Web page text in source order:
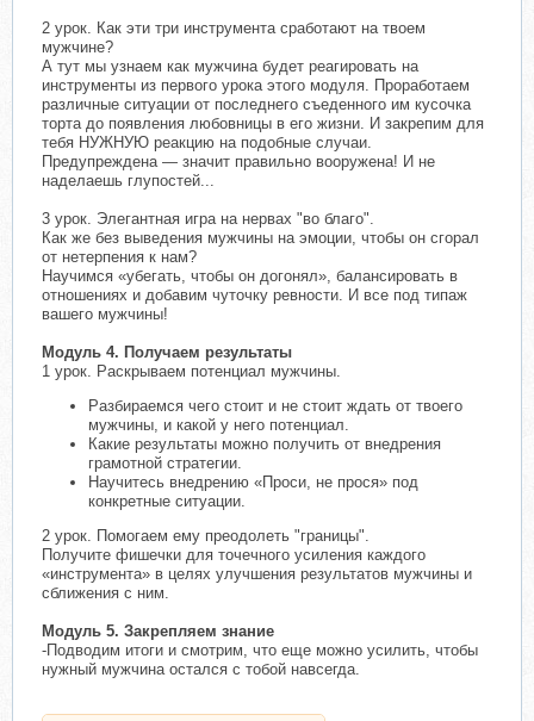
2 урок. Как эти три инструмента сработают на твоем
мужчине?
А тут мы узнаем как мужчина будет реагировать на
инструменты из первого урока этого модуля. Проработаем
различные ситуации от последнего съеденного им кусочка
торта до появления любовницы в его жизни. И закрепим для
тебя НУЖНУЮ реакцию на подобные случаи.
Предупреждена — значит правильно вооружена! И не
наделаешь глупостей...
3 урок. Элегантная игра на нервах "во благо".
Как же без выведения мужчины на эмоции, чтобы он сгорал
от нетерпения к нам?
Научимся «убегать, чтобы он догонял», балансировать в
отношениях и добавим чуточку ревности. И все под типаж
вашего мужчины!
Модуль 4. Получаем результаты
1 урок. Раскрываем потенциал мужчины.
Разбираемся чего стоит и не стоит ждать от твоего
мужчины, и какой у него потенциал.
Какие результаты можно получить от внедрения
грамотной стратегии.
Научитесь внедрению «Проси, не прося» под
конкретные ситуации.
2 урок. Помогаем ему преодолеть "границы".
Получите фишечки для точечного усиления каждого
«инструмента» в целях улучшения результатов мужчины и
сближения с ним.
Модуль 5. Закрепляем знание
-Подводим итоги и смотрим, что еще можно усилить, чтобы
нужный мужчина остался с тобой навсегда.